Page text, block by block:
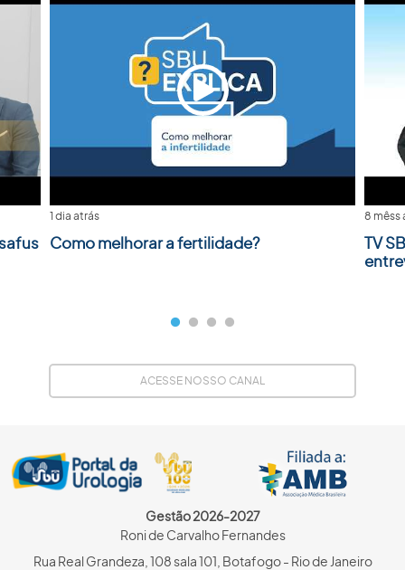
1 dia atrás
Como melhorar a fertilidade?
8 mêss
TV
ACESSE NOSSO CANAL
Gestão 2026-2027
Roni de Carvalho Fernandes
Rua Real Grandeza, 108 sala 101, Botafogo - Rio de Janeiro